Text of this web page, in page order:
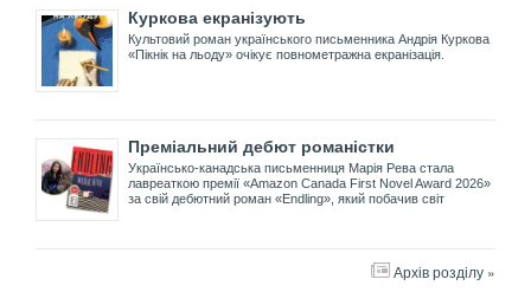
Куркова екранізують
Культовий роман українського письменника Андрія Куркова
«Пікнік на льоду» очікує повнометражна екранізація.
Преміальний дебют романістки
Українсько-канадська письменниця Марія Рева стала
лавреаткою премії «Amazon Canada First Novel Award 2026»
за свій дебютний роман «Endling», який побачив світ
Архів розділу »